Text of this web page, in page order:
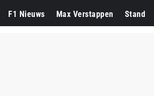
F1 Nieuws Max Verstappen Stand